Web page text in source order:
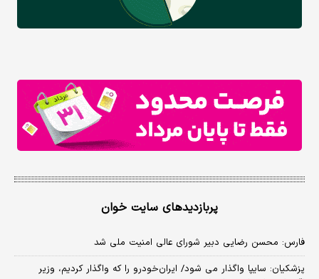
پربازدیدهای سایت خوان
فارس: محسن رضایی دبیر شورای عالی امنیت ملی شد
پزشکیان: سایپا واگذار می شود/ ایران‌خودرو را که واگذار کردیم، وزیر